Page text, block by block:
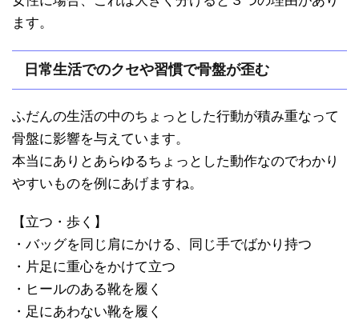
ます。
日常生活でのクセや習慣で骨盤が歪む
ふだんの生活の中のちょっとした行動が積み重なって
骨盤に影響を与えています。
本当にありとあらゆるちょっとした動作なのでわかり
やすいものを例にあげますね。
【立つ・歩く】
・バッグを同じ肩にかける、同じ手でばかり持つ
・片足に重心をかけて立つ
・ヒールのある靴を履く
・足にあわない靴を履く